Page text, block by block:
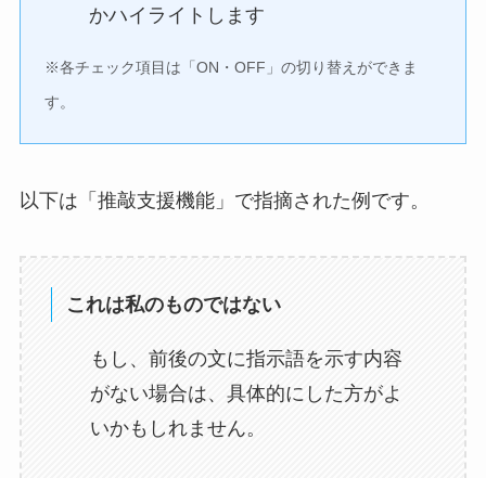
かハイライトします
※各チェック項目は「ON・OFF」の切り替えができま
す。
以下は「推敲支援機能」で指摘された例です。
これは私のものではない
もし、前後の文に指示語を示す内容
がない場合は、具体的にした方がよ
いかもしれません。